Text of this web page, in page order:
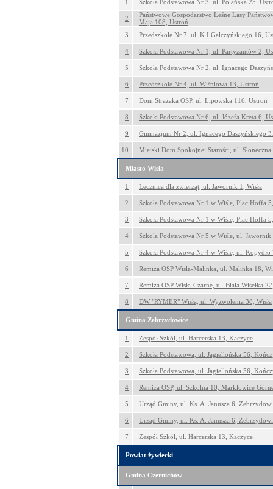
1 Szkoła Podstawowa Nr 3, ul. Polańska 25,
2
Państwowe Gospodarstwo Leśne Lasy
Maja 108, Ustroń
3
Przedszkole Nr 7, ul. K.I.Gałczyńskiego 16,
4 Szkoła Podstawowa Nr 1, ul. Partyzantów 2,
5 Szkoła Podstawowa Nr 2, ul. Ignacego
6 Przedszkole Nr 4, ul. Wiśniowa 13, Ustroń
7 Dom Strażaka OSP, ul. Lipowska 116, Ustroń
8 Szkoła Podstawowa Nr 6, ul. Józefa Kreta 6,
9 Gimnazjum Nr 2, ul. Ignacego Daszyńskiego
10 Miejski Dom Spokojnej Starości, ul.
Miasto Wisła
1 Lecznica dla zwierząt, ul. Jawornik 1, Wisła
2 Szkoła Podstawowa Nr 1 w Wiśle, Plac Hoffa
3 Szkoła Podstawowa Nr 1 w Wiśle, Plac Hoffa
4 Szkola Podstawowa Nr 5 w Wiśle, ul. Jawornik
5 Szkoła Podstawowa Nr 4 w Wiśle, ul. Kopydło
6 Remiza OSP Wisła-Malinka, ul. Malinka 18,
7 Remiza OSP Wisła-Czarne, ul. Biała Wisełka
8 DW "RYMER" Wisła, ul. Wyzwolenia 38, Wisła
Gmina Zebrzydowice
1 Zespół Szkół, ul. Harcerska 13, Kaczyce
2 Szkoła Podstawowa, ul. Jagiellońska 56,
3 Szkoła Podstawowa, ul. Jagiellońska 56,
4 Remiza OSP, ul. Szkolna 10, Marklowice
5 Urząd Gminy, ul. Ks. A. Janusza 6,
6 Urząd Gminy, ul. Ks. A. Janusza 6,
7 Zespół Szkół, ul. Harcerska 13, Kaczyce
Powiat żywiecki
Gmina Czernichów